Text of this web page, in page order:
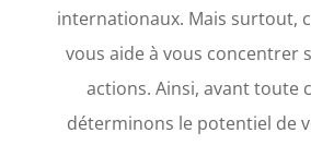
internationaux. Mais surtout,
vous aide à vous concentrer
actions. Ainsi, avant toute
déterminons le potentiel de